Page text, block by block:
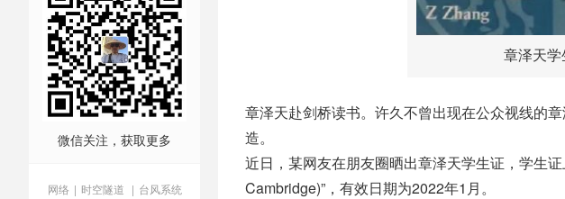
微信关注，获取更多
网络 | 时空隧道 | 台风系统
章泽天学
章泽天赴剑桥读书。许久不曾出现在公众视线的
造。
近日，某网友在朋友圈晒出章泽天学生证，学生
Cambridge)”，有效日期为2022年1月。